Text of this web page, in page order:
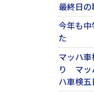
最終日
今年も
た
マッハ
り マッ
ハ車検